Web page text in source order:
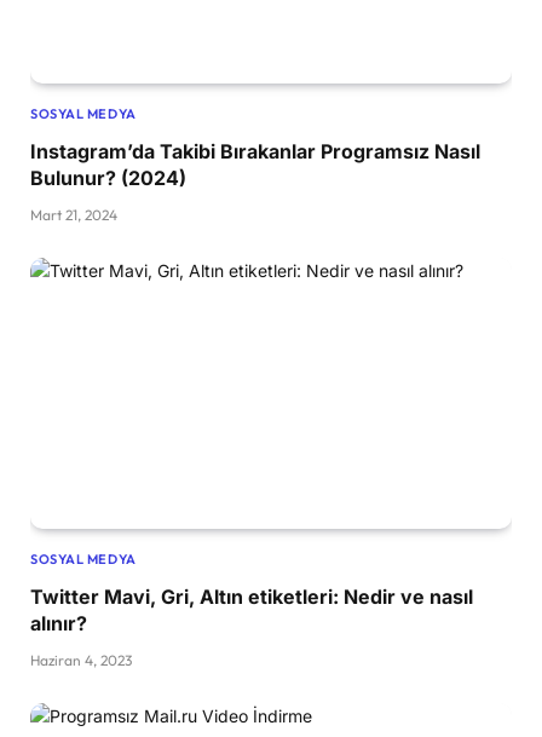
SOSYAL MEDYA
Instagram’da Takibi Bırakanlar Programsız Nasıl
Bulunur? (2024)
Mart 21, 2024
SOSYAL MEDYA
Twitter Mavi, Gri, Altın etiketleri: Nedir ve nasıl
alınır?
Haziran 4, 2023